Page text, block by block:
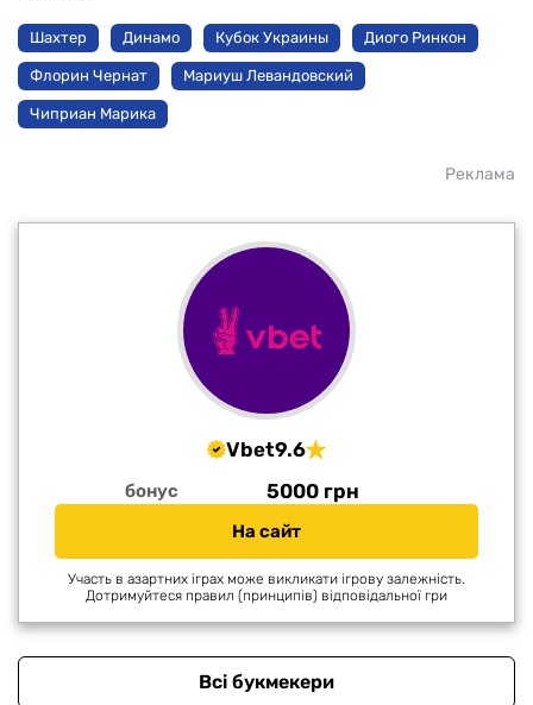
Шахтер Динамо Кубок Украины Диого Ринкон
Флорин Чернат Мариуш Левандовский
Чиприан Марика
Реклама
Vbet9.6
бонус 5000 грн
На сайт
Участь в азартних іграх може викликати ігрову залежність.
Дотримуйтеся правил (принципів) відповідальної гри
Всі букмекери